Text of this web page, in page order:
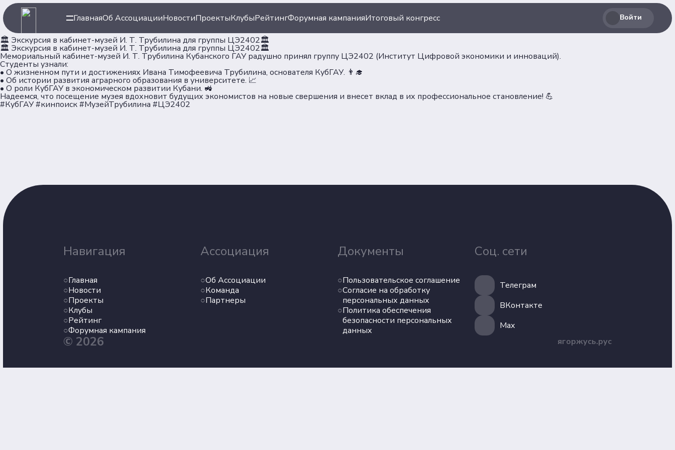
ГлавнаяОб АссоциацииНовостиПроектыКлубыРейтингФорумная кампанияИтоговый конгресс Войти
🏛 Экскурсия в кабинет-музей И. Т. Трубилина для группы ЦЭ2402🏛
🏛 Экскурсия в кабинет-музей И. Т. Трубилина для группы ЦЭ2402🏛
Мемориальный кабинет-музей И. Т. Трубилина Кубанского ГАУ радушно принял группу ЦЭ2402 (Институт Цифровой экономики и инноваций).
Студенты узнали:
• О жизненном пути и достижениях Ивана Тимофеевича Трубилина, основателя КубГАУ. 👨‍🎓
• Об истории развития аграрного образования в университете. 📈
• О роли КубГАУ в экономическом развитии Кубани. 🚜
Надеемся, что посещение музея вдохновит будущих экономистов на новые свершения и внесет вклад в их профессиональное становление! 💪
#КубГАУ #кинпоиск #МузейТрубилина #ЦЭ2402
Навигация
Главная
Новости
Проекты
Клубы
Рейтинг
Форумная кампания
Ассоциация
Об Ассоциации
Команда
Партнеры
Документы
Пользовательское соглашение
Согласие на обработку
персональных данных
Политика обеспечения
безопасности персональных
данных
Соц. сети
Телеграм
ВКонтакте
Max
© 2026 ягоржусь.рус
Клубы
Рейтинг
Политика обеспечения
ВКонтакте